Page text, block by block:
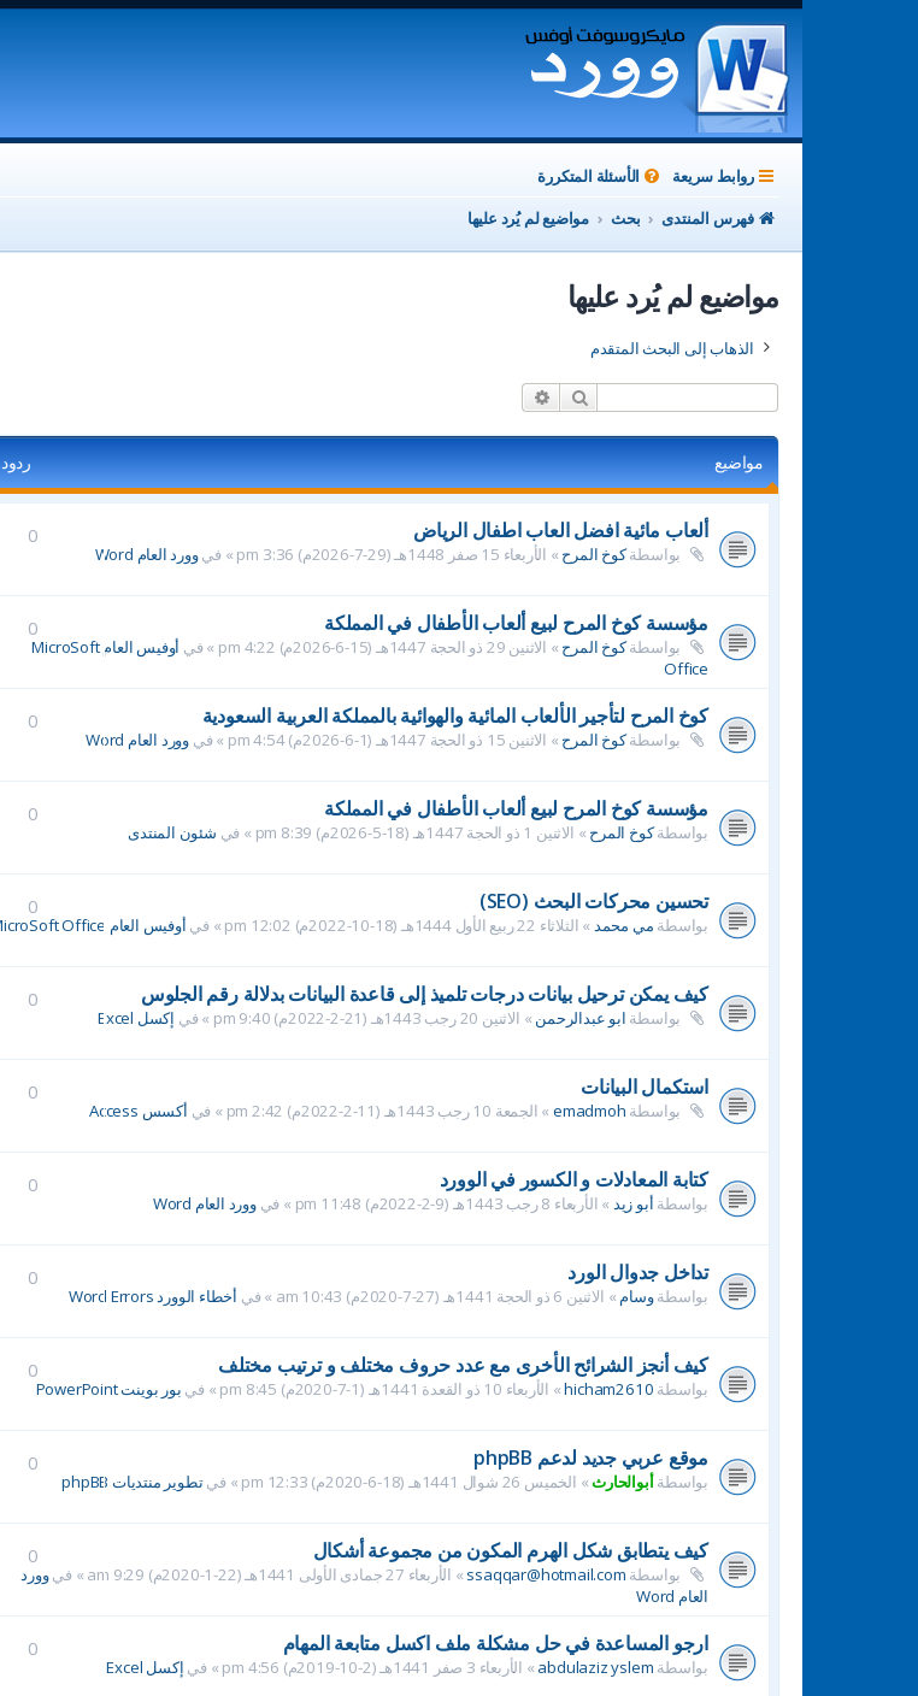
روابط سريعة الأسئلة المتكررة
فهرس المنتدى
بحث مواضيع لم يُرد عليها
مواضيع لم يُرد عليها
الذهاب إلى البحث المتقدم
بحث
مواضيع ردود
ألعاب مائية افضل العاب اطفال الرياض
بواسطةكوخ المرح » الأربعاء 15 صفر 1448هـ (29-7-2026م) 3:36 pm » فيوورد العام Word
0
مؤسسة كوخ المرح لبيع ألعاب الأطفال في المملكة
بواسطةكوخ المرح » الاثنين 29 ذو الحجة 1447هـ (15-6-2026م) 4:22 pm » في
أوفيس العام MicroSoft
Office
0
كوخ المرح لتأجير الألعاب المائية والهوائية بالمملكة العربية السعودية
بواسطةكوخ المرح » الاثنين 15 ذو الحجة 1447هـ (1-6-2026م) 4:54 pm » في وورد العام Word
0
مؤسسة كوخ المرح لبيع ألعاب الأطفال في المملكة
بواسطةكوخ المرح » الاثنين 1 ذو الحجة 1447هـ (18-5-2026م) 8:39 pm » في شئون المنتدى
0
تحسين محركات البحث (SEO)
بواسطة مي محمد » الثلاثاء 22 ربيع الأول 1444هـ (18-10-2022م) 12:02 pm » في أوفيس العام MicroSoft Office
0
كيف يمكن ترحيل بيانات درجات تلميذ إلى قاعدة البيانات بدلالة رقم الجلوس
بواسطة ابو عبدالرحمن » الاثنين 20 رجب 1443هـ (21-2-2022م) 9:40 pm » في إكسل Excel
0
استكمال البيانات
بواسطة emadmoh
» الجمعة 10 رجب 1443هـ (11-2-2022م) 2:42 pm » في أكسس Access
0
كتابة المعادلات و الكسور في الوورد
بواسطة أبو زيد » الأربعاء 8 رجب 1443هـ (9-2-2022م) 11:48 pm » فيوورد العام Word
0
تداخل جدوال الورد
بواسطةوسام » الاثنين 6 ذو الحجة 1441هـ (27-7-2020م) 10:43 am » في أخطاء الوورد Word Errors
0
كيف أنجز الشرائح الأخرى مع عدد حروف مختلف و ترتيب مختلف
بواسطة hicham2610
» الأربعاء 10 ذو القعدة 1441هـ (1-7-2020م) 8:45 pm » في بور بوينت PowerPoint
0
موقع عربي جديد لدعم phpBB
بواسطةأبوالحارث» الخميس 26 شوال 1441هـ (18-6-2020م) 12:33 pm » فيتطوير منتديات phpBB
0
كيف يتطابق شكل الهرم المكون من مجموعة أشكال
بواسطة ssaqqar@hotmail.com
» الأربعاء 27 جمادى الأولى 1441هـ (22-1-2020م) 9:29 am » فيوورد
العام Word
0
ارجو المساعدة في حل مشكلة ملف اكسل متابعة المهام
بواسطة abdulaziz yslem
» الأربعاء 3 صفر 1441هـ (2-10-2019م) 4:56 pm » في إكسل Excel
0